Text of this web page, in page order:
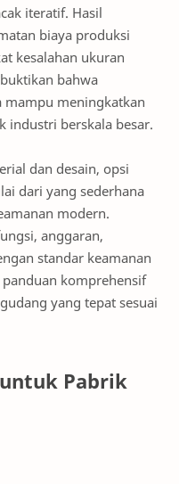
iteratif. Hasil
biaya produksi
kesalahan ukuran
bahwa
mampu meningkatkan
industri berskala besar.
dan desain, opsi
dari yang sederhana
modern.
anggaran,
standar keamanan
komprehensif
yang tepat sesuai
Pabrik